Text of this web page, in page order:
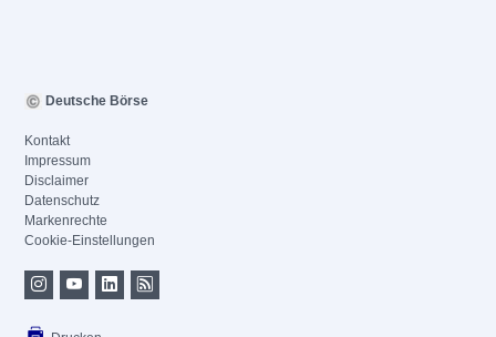
Deutsche Börse
Kontakt
Impressum
Disclaimer
Datenschutz
Markenrechte
Cookie-Einstellungen